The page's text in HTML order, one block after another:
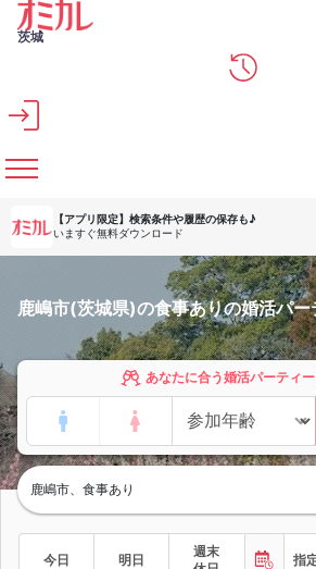
メインコンテンツへスキップ
茨城
【アプリ限定】 検索条件や履歴の保存も♪
いますぐ無料ダウンロード
鹿嶋市(茨城県)の食事ありの婚活パ
あなたに合う婚活パーティ
鹿嶋市、食事あり
今日 明日
週末
指